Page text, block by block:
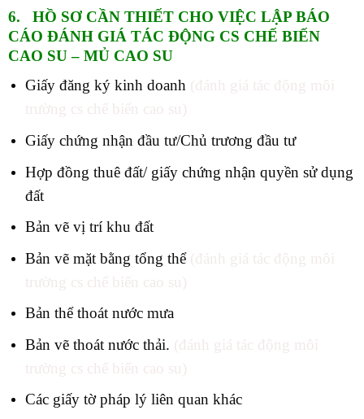
6. HỒ SƠ CẦN THIẾT CHO VIỆC LẬP BÁO
CÁO ĐÁNH GIÁ TÁC ĐỘNG CS CHẾ BIẾN
CAO SU – MỦ CAO SU
Giấy đăng ký kinh doanh
Giấy chứng nhận đầu tư/Chủ trương đầu tư
Hợp đồng thuê đất/ giấy chứng nhận quyền sử dụng
đất
Bản vẽ vị trí khu đất
Bản vẽ mặt bằng tổng thể
Bản thể thoát nước mưa
Bản vẽ thoát nước thải.
Các giấy tờ pháp lý liên quan khác